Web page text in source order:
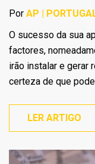
Por AP |
O sucesso da sua
factores,
irão instalar e gerar
certeza de que
LER ARTIGO